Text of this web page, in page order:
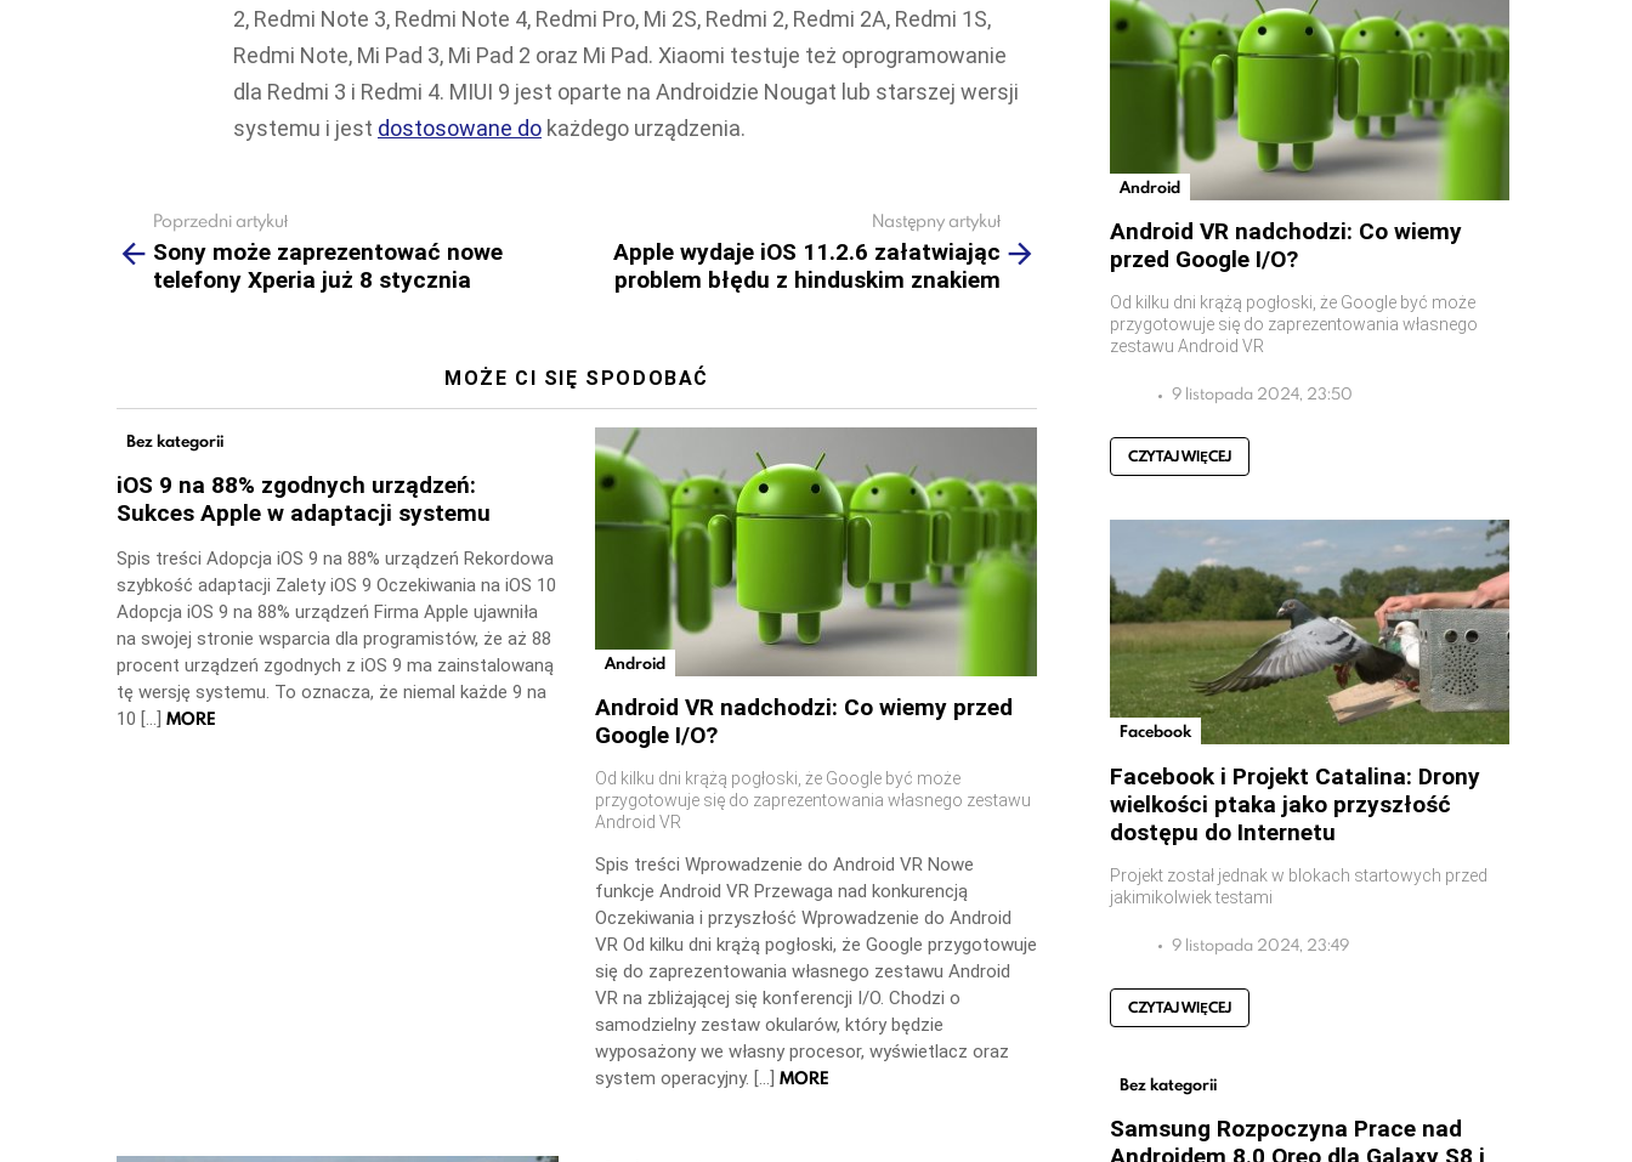
2, Redmi Note 3, Redmi Note 4, Redmi Pro, Mi 2S, Redmi 2, Redmi 2A, Redmi 1S,
Redmi Note, Mi Pad 3, Mi Pad 2 oraz Mi Pad. Xiaomi testuje też oprogramowanie
dla Redmi 3 i Redmi 4. MIUI 9 jest oparte na Androidzie Nougat lub starszej wersji
systemu i jest dostosowane do każdego urządzenia.
more
Poprzedni artykuł
Sony może zaprezentować nowe
telefony Xperia już 8 stycznia
Następny artykuł
Apple wydaje iOS 11.2.6 załatwiając
problem błędu z hinduskim znakiem
MOŻE CI SIĘ SPODOBAĆ
Bez kategorii
iOS 9 na 88% zgodnych urządzeń:
Sukces Apple w adaptacji systemu
Spis treści Adopcja iOS 9 na 88% urządzeń Rekordowa
szybkość adaptacji Zalety iOS 9 Oczekiwania na iOS 10
Adopcja iOS 9 na 88% urządzeń Firma Apple ujawniła
na swojej stronie wsparcia dla programistów, że aż 88
procent urządzeń zgodnych z iOS 9 ma zainstalowaną
tę wersję systemu. To oznacza, że niemal każde 9 na
10 […] MORE
Android
Android VR nadchodzi: Co wiemy przed
Google I/O?
Od kilku dni krążą pogłoski, że Google być może
przygotowuje się do zaprezentowania własnego zestawu
Android VR
Spis treści Wprowadzenie do Android VR Nowe
funkcje Android VR Przewaga nad konkurencją
Oczekiwania i przyszłość Wprowadzenie do Android
VR Od kilku dni krążą pogłoski, że Google przygotowuje
się do zaprezentowania własnego zestawu Android
VR na zbliżającej się konferencji I/O. Chodzi o
samodzielny zestaw okularów, który będzie
wyposażony we własny procesor, wyświetlacz oraz
system operacyjny. […] MORE
Android
Android VR nadchodzi: Co wiemy
przed Google I/O?
Od kilku dni krążą pogłoski, że Google być może
przygotowuje się do zaprezentowania własnego
zestawu Android VR
9 listopada 2024, 23:50
CZYTAJ WIĘCEJ
Facebook
Facebook i Projekt Catalina: Drony
wielkości ptaka jako przyszłość
dostępu do Internetu
Projekt został jednak w blokach startowych przed
jakimikolwiek testami
9 listopada 2024, 23:49
CZYTAJ WIĘCEJ
Bez kategorii
Samsung Rozpoczyna Prace nad